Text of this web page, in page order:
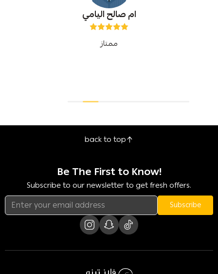
ام صالح اليامي
ممتاز
back to top
Be The First to Know!
Subscribe to our newsletter to get fresh offers.
Subscribe